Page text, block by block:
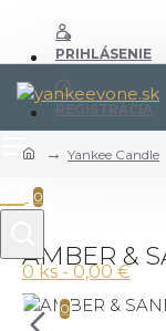
PRIHLÁSENIE
REGISTRÁCIA
0
0 ks - 0,00 €
0
Yankee Candle
AMBER &